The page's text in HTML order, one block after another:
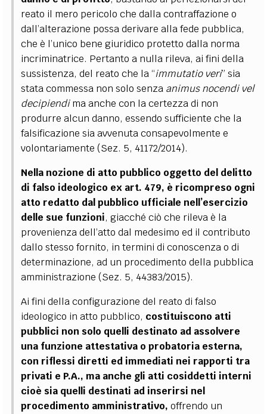
reato il mero pericolo che dalla contraffazione o
dall’alterazione possa derivare alla fede pubblica,
che è l’unico bene giuridico protetto dalla norma
incriminatrice. Pertanto a nulla rileva, ai fini della
sussistenza, del reato che la “immutatio veri” sia
stata commessa non solo senza animus nocendi vel
decipiendima anche con la certezza di non
produrre alcun danno, essendo sufficiente che la
falsificazione sia avvenuta consapevolmente e
volontariamente (Sez. 5, 41172/2014).
Nella nozione di atto pubblico oggetto del delitto
di falso ideologico ex art. 479, è ricompreso ogni
atto redatto dal pubblico ufficiale nell’esercizio
delle sue funzioni, giacché ciò che rileva è la
provenienza dell’atto dal medesimo ed il contributo
dallo stesso fornito, in termini di conoscenza o di
determinazione, ad un procedimento della pubblica
amministrazione (Sez. 5, 44383/2015).
Ai fini della configurazione del reato di falso
ideologico in atto pubblico, costituiscono atti
pubblici non solo quelli destinato ad assolvere
una funzione attestativa o probatoria esterna,
con riflessi diretti ed immediati nei rapporti tra
privati e P.A., ma anche gli atti cosiddetti interni
cioè sia quelli destinati ad inserirsi nel
procedimento amministrativo, offrendo un